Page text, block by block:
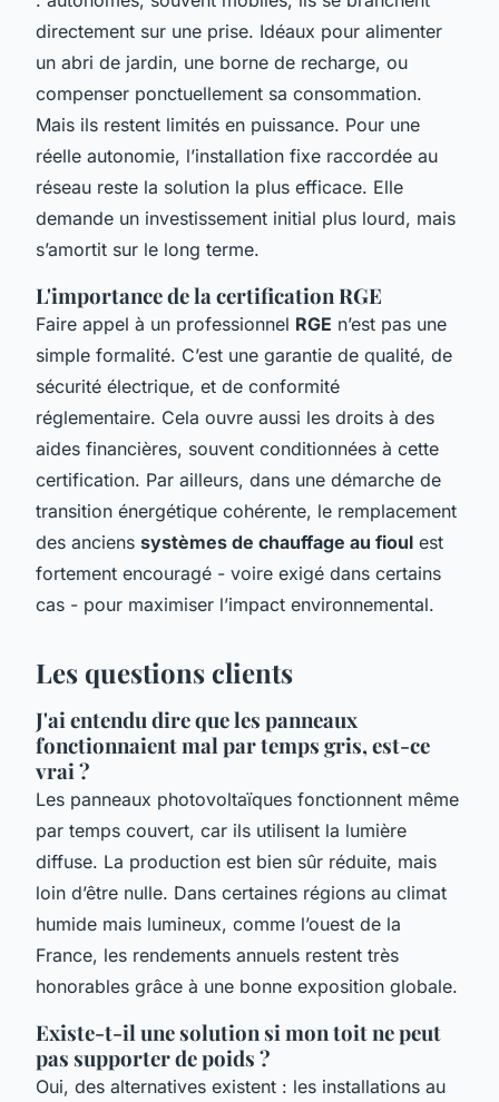
directement sur une prise. Idéaux pour alimenter
un abri de jardin, une borne de recharge, ou
compenser ponctuellement sa consommation.
Mais ils restent limités en puissance. Pour une
réelle autonomie, l’installation fixe raccordée au
réseau reste la solution la plus efficace. Elle
demande un investissement initial plus lourd, mais
s’amortit sur le long terme.
L'importance de la certification RGE
Faire appel à un professionnel RGE n’est pas une
simple formalité. C’est une garantie de qualité, de
sécurité électrique, et de conformité
réglementaire. Cela ouvre aussi les droits à des
aides financières, souvent conditionnées à cette
certification. Par ailleurs, dans une démarche de
transition énergétique cohérente, le remplacement
des anciens systèmes de chauffage au fioul est
fortement encouragé - voire exigé dans certains
cas - pour maximiser l’impact environnemental.
Les questions clients
J'ai entendu dire que les panneaux
fonctionnaient mal par temps gris, est-ce
vrai ?
Les panneaux photovoltaïques fonctionnent même
par temps couvert, car ils utilisent la lumière
diffuse. La production est bien sûr réduite, mais
loin d’être nulle. Dans certaines régions au climat
humide mais lumineux, comme l’ouest de la
France, les rendements annuels restent très
honorables grâce à une bonne exposition globale.
Existe-t-il une solution si mon toit ne peut
pas supporter de poids ?
Oui, des alternatives existent : les installations au